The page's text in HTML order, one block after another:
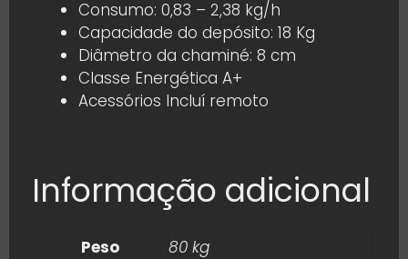
Consumo: 0,83 – 2,38 kg/h
Capacidade do depósito: 18 Kg
Diâmetro da chaminé: 8 cm
Classe Energética A+
Acessórios Incluí remoto
Informação adicional
Peso 80 kg